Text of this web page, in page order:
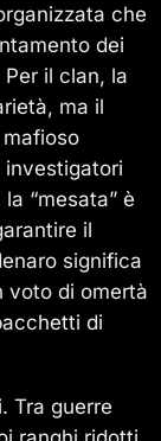
che
dei
il clan, la
ma il
investigatori
“mesata” è
il
significa
voto di omertà
di
Tra guerre